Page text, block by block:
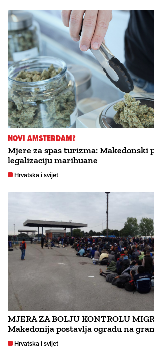
NOVI AMSTERDAM?
Mjere za spas turizma: Makedonski
legalizaciju marihuane
Hrvatska i svijet
MJERA ZA BOLJU KONTROLU
Makedonija postavlja ogradu na
Hrvatska i svijet